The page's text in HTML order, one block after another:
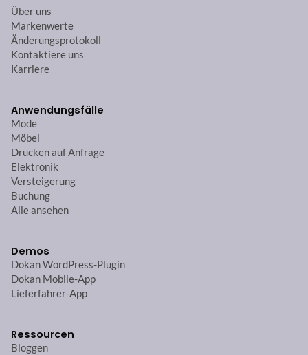
Über uns
Markenwerte
Änderungsprotokoll
Kontaktiere uns
Karriere
Anwendungsfälle
Mode
Möbel
Drucken auf Anfrage
Elektronik
Versteigerung
Buchung
Alle ansehen
Demos
Dokan WordPress-Plugin
Dokan Mobile-App
Lieferfahrer-App
Ressourcen
Bloggen